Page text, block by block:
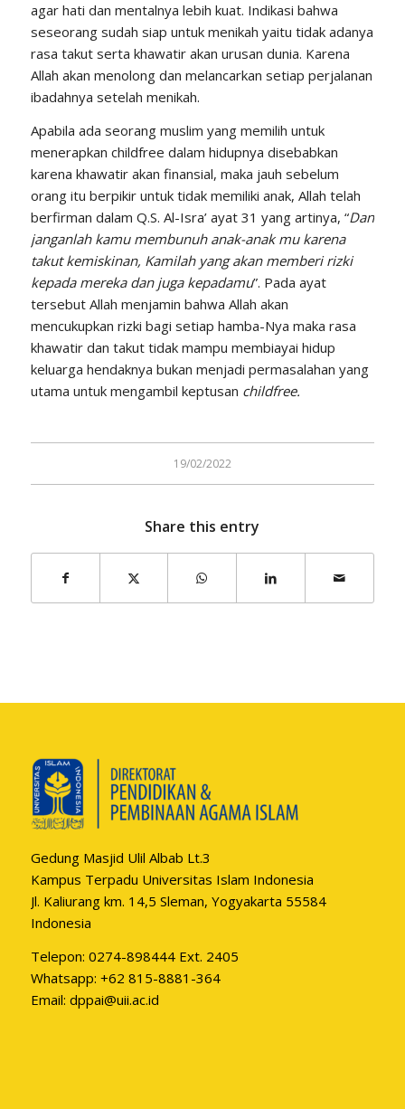
agar hati dan mentalnya lebih kuat. Indikasi bahwa
seseorang sudah siap untuk menikah yaitu tidak adanya
rasa takut serta khawatir akan urusan dunia. Karena
Allah akan menolong dan melancarkan setiap perjalanan
ibadahnya setelah menikah.
Apabila ada seorang muslim yang memilih untuk
menerapkan childfree dalam hidupnya disebabkan
karena khawatir akan finansial, maka jauh sebelum
orang itu berpikir untuk tidak memiliki anak, Allah telah
berfirman dalam Q.S. Al-Isra’ ayat 31 yang artinya, “Dan
janganlah kamu membunuh anak-anak mu karena
takut kemiskinan, Kamilah yang akan memberi rizki
kepada mereka dan juga kepadamu”. Pada ayat
tersebut Allah menjamin bahwa Allah akan
mencukupkan rizki bagi setiap hamba-Nya maka rasa
khawatir dan takut tidak mampu membiayai hidup
keluarga hendaknya bukan menjadi permasalahan yang
utama untuk mengambil keptusan childfree.
19/02/2022
Share this entry
Gedung Masjid Ulil Albab Lt.3
Kampus Terpadu Universitas Islam Indonesia
Jl. Kaliurang km. 14,5 Sleman, Yogyakarta 55584
Indonesia
Telepon: 0274-898444 Ext. 2405
Whatsapp: +62 815-8881-364
Email: dppai@uii.ac.id